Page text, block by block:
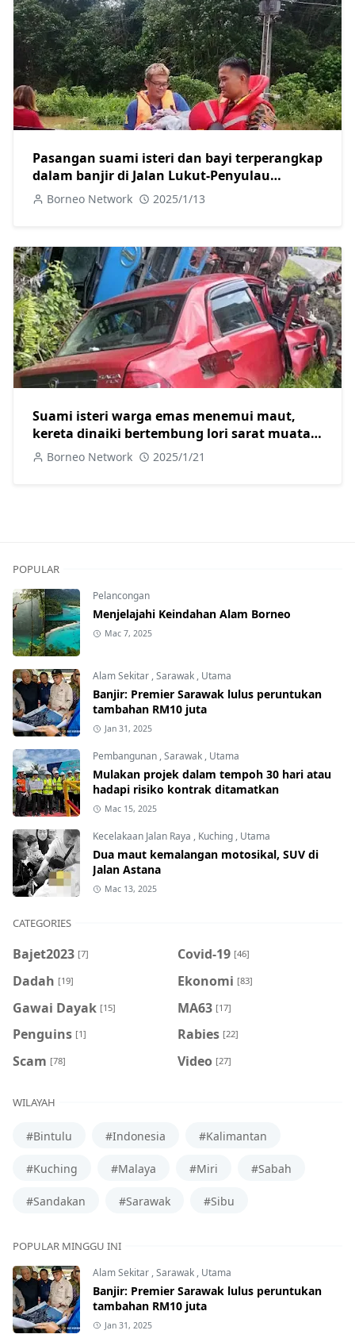
Pasangan suami isteri dan bayi terperangkap
dalam banjir di Jalan Lukut-Penyulau
diselamatkan.
Borneo Network 2025/1/13
Suami isteri warga emas menemui maut,
kereta dinaiki bertembung lori sarat muatan
batu di Jalan Trusan Lawas
Borneo Network 2025/1/21
POPULAR
Pelancongan
Menjelajahi Keindahan Alam Borneo
Mac 7, 2025
Alam Sekitar ,Sarawak , Utama
Banjir: Premier Sarawak lulus peruntukan
tambahan RM10 juta
Jan 31, 2025
Pembangunan ,Sarawak , Utama
Mulakan projek dalam tempoh 30 hari atau
hadapi risiko kontrak ditamatkan
Mac 15, 2025
Kecelakaan Jalan Raya , Kuching , Utama
Dua maut kemalangan motosikal, SUV di
Jalan Astana
Mac 13, 2025
CATEGORIES
Bajet2023 [7] Covid-19 [46]
Dadah [19] Ekonomi [83]
Gawai Dayak [15] MA63 [17]
Penguins [1] Rabies [22]
Scam [78] Video [27]
WILAYAH
#Bintulu #Indonesia #Kalimantan
#Kuching #Malaya #Miri #Sabah
#Sandakan #Sarawak #Sibu
POPULAR MINGGU INI
Alam Sekitar ,Sarawak , Utama
Banjir: Premier Sarawak lulus peruntukan
tambahan RM10 juta
Jan 31, 2025